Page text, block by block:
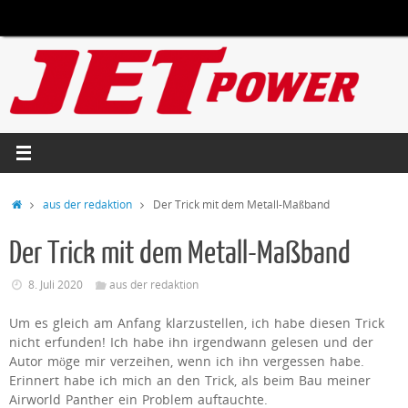
springen
Startaus der redaktion Der Trick mit dem Metall-Maßband
Der Trick mit dem Metall-Maßband
8. Juli 2020 aus der redaktion
Um es gleich am Anfang klarzustellen, ich habe diesen Trick
nicht erfunden! Ich habe ihn irgendwann gelesen und der
Autor möge mir verzeihen, wenn ich ihn vergessen habe.
Erinnert habe ich mich an den Trick, als beim Bau meiner
Airworld Panther ein Problem auftauchte.